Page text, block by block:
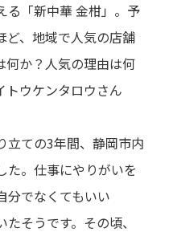
る「新中華 金柑」。予
ど、地域で人気の店舗
何か？人気の理由は何
トウケンタロウさん
立ての3年間、静岡市内
た。仕事にやりがいを
分でなくてもいい
そうです。その頃、